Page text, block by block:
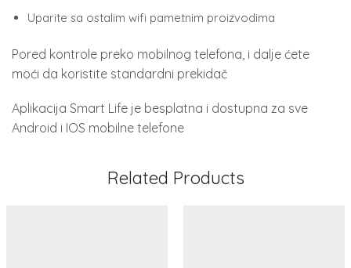
Uparite sa ostalim wifi pametnim proizvodima
Pored kontrole preko mobilnog telefona, i dalje ćete
moći da koristite standardni prekidač
Aplikacija Smart Life je besplatna i dostupna za sve
Android i IOS mobilne telefone
Related Products